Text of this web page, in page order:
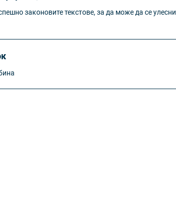
законовите текстове, за да може да се улесни